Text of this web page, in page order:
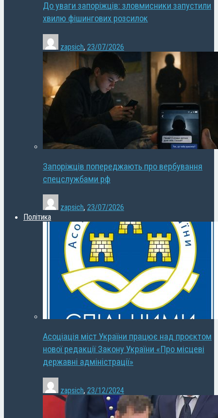
До уваги запоріжців: зловмисники запустили
хвилю фішингових розсилок
zapsich, 23/07/2026
Запоріжців попереджають про вербування
спецслужбами рф
zapsich, 23/07/2026
Політика
Асоціація міст України працює над проєктом
нової редакції Закону України «Про місцеві
державні адміністрації»
zapsich, 23/12/2024